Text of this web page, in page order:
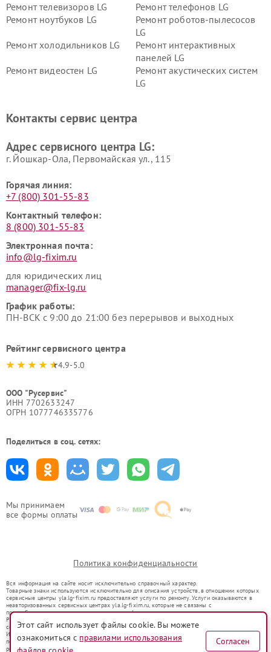
Мы принимаем
все формы оплаты
Ремонт телевизоров LG
Ремонт телефонов LG
Ремонт ноутбуков LG
Ремонт роботов-пылесосов
LG
Ремонт холодильников LG
Ремонт интерактивных
панелей LG
Ремонт видеостен LG
Ремонт акустических систем
LG
Ремонт морозильных камер
Ремонт вертикальных
Контакты сервис центра
Адрес сервисного центра LG:
г. Йошкар-Ола, Первомайская ул., 115
Горячая линия:
+7 (800) 301-55-83
Контактный телефон:
8 (800) 301-55-83
Электронная почта:
info@lg-fixim.ru
для юридических лиц
manager@fix-lg.ru
График работы:
ПН-ВСК с 9:00 до 21:00 без перерывов и выходных
Рейтинг сервисного центра
4.9-5.0
ООО "Русервис"
ИНН 7702633247
ОГРН 1077746335776
Поделиться в соц. сетях:
Политика конфиденциальности
Вся информация на сайте носит исключительно справочный характер.
Товарные знаки используются исключительно для описания устройств, в отношении которых
сервисные центры yla.lg-fixim.ru предоставляют услуги по ремонту. Услуги оказываются в
неавторизованных сервисных центрах yla.lg-fixim.ru, которые не связаны с
правообладателями товарных знаков или их официальными представителями.
Ремонт осуществляется для устройств, уже введенных в гражданский оборот в соответствии
со статьей 1487 ГК РФ.
Использование товарных знаков не преследует цели индивидуализации услуг или введения
потребителей в заблуждение, а служит для информирования о предоставляемых услугах по
ремонту техники указанных брендов.
Этот сайт использует файлы cookie. Вы можете
ознакомиться с правилами использования
Согласен